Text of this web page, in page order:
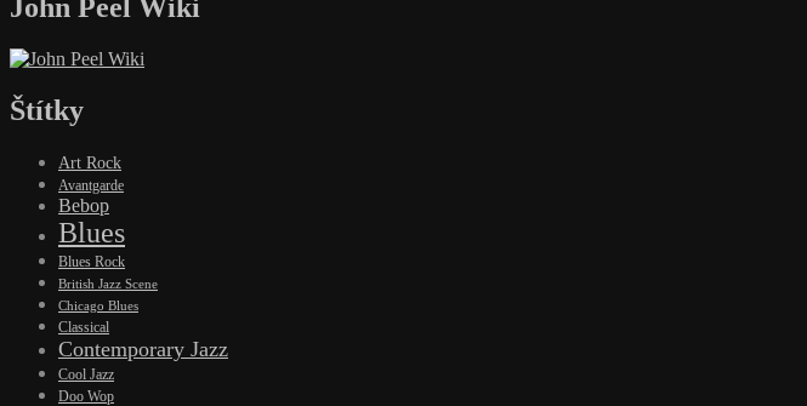
John Peel Wiki
Štítky
Art Rock
Avantgarde
Bebop
Blues
Blues Rock
British Jazz Scene
Chicago Blues
Classical
Contemporary Jazz
Cool Jazz
Doo Wop